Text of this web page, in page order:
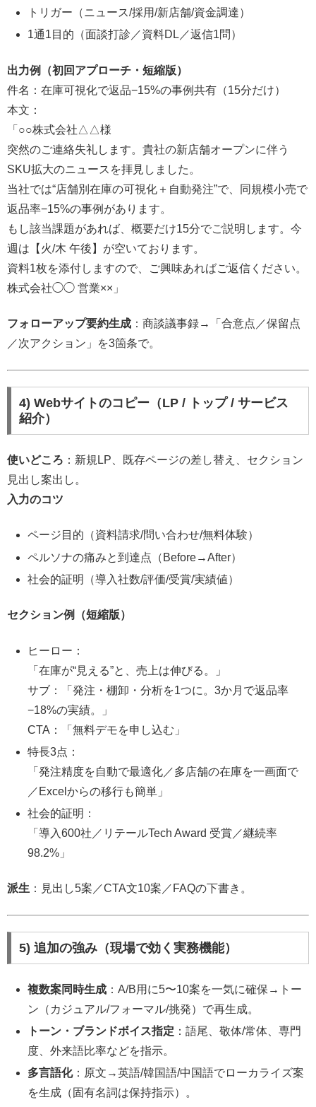
トリガー（ニュース/採用/新店舗/資金調達）
1通1目的（面談打診／資料DL／返信1問）
出力例（初回アプローチ・短縮版）
件名：在庫可視化で返品−15%の事例共有（15分だけ）
本文：
「○○株式会社△△様
突然のご連絡失礼します。貴社の新店舗オープンに伴う
SKU拡大のニュースを拝見しました。
当社では“店舗別在庫の可視化＋自動発注”で、同規模小売で
返品率−15%の事例があります。
もし該当課題があれば、概要だけ15分でご説明します。今
週は【火/木 午後】が空いております。
資料1枚を添付しますので、ご興味あればご返信ください。
株式会社◯◯ 営業××」
フォローアップ要約生成 ：商談議事録→「合意点／保留点
／次アクション」を3箇条で。
4) Webサイトのコピー（LP / トップ / サービス
紹介）
使いどころ ：新規LP、既存ページの差し替え、セクション
見出し案出し。
入力のコツ
ページ目的（資料請求/問い合わせ/無料体験）
ペルソナの痛みと到達点（Before→After）
社会的証明（導入社数/評価/受賞/実績値）
セクション例（短縮版）
ヒーロー：
「在庫が“見える”と、売上は伸びる。」
サブ：「発注・棚卸・分析を1つに。3か月で返品率
−18%の実績。」
CTA：「無料デモを申し込む」
特長3点：
「発注精度を自動で最適化／多店舗の在庫を一画面で
／Excelからの移行も簡単」
社会的証明：
「導入600社／リテールTech Award 受賞／継続率
98.2%」
派生 ：見出し5案／CTA文10案／FAQの下書き。
5) 追加の強み（現場で効く実務機能）
複数案同時生成 ：A/B用に5〜10案を一気に確保→トー
ン（カジュアル/フォーマル/挑発）で再生成。
トーン・ブランドボイス指定 ：語尾、敬体/常体、専門
度、外来語比率などを指示。
多言語化：原文→英語/韓国語/中国語でローカライズ案
を生成（固有名詞は保持指示）。